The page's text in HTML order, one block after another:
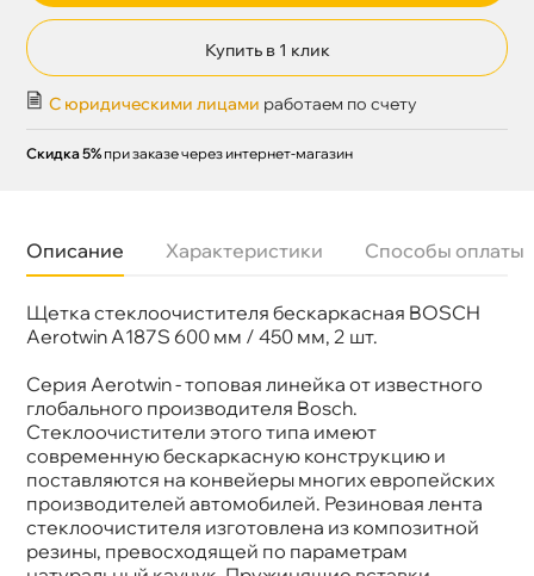
Купить в 1 клик
С юридическими лицами работаем по счету
Скидка 5% при заказе через интернет-магазин
Описание Характеристики Способы оплаты
Щетка стеклоочистителя бескаркасная BOSCH
Aerotwin A187S 600 мм / 450 мм, 2 шт.
Серия Aerotwin - топовая линейка от известного
лобального производителя Bosch.
Стеклоочистители этого типа имеют
современную бескаркасную конструкцию и
поставляются на конвейеры многих европейских
производителей автомобилей. Резиновая лента
стеклоочистителя изготовлена из композитной
резины, превосходящей по параметрам
Бренд
BOSCH
Артикул
3 397 007 945